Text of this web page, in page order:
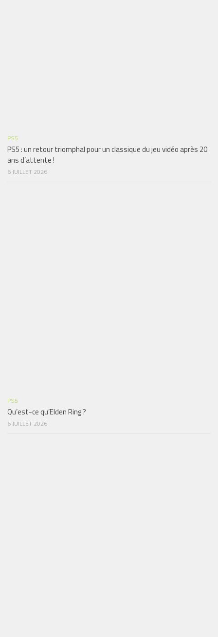
PS5
PS5 : un retour triomphal pour un classique du jeu vidéo après 20
ans d’attente !
6 JUILLET 2026
PS5
Qu’est-ce qu’Elden Ring ?
6 JUILLET 2026